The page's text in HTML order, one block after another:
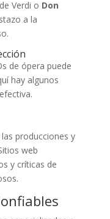
de Verdi o Don
a la
de ópera puede
hay algunos
producciones y
web
y críticas de